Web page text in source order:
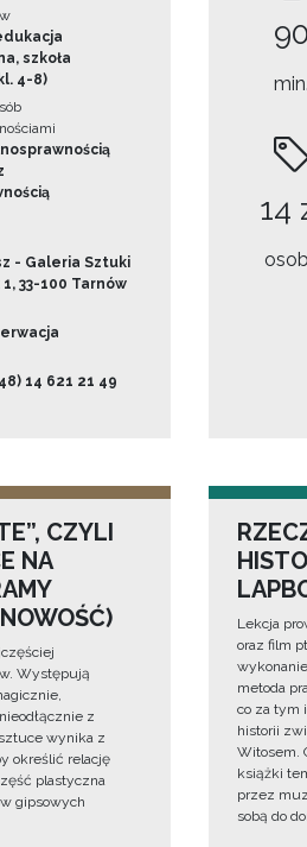
szkoła
4-8)
- Galeria Sztuki
33-100 Tarnów
14 621 21 49
90
min.
14
CZYLI
NA
Występują
z
wynika z
określić relację
plastyczna
gipsowych
Lekcja
oraz film
metoda
co za tym
historii
Witosem.
książki
przez
sobą do